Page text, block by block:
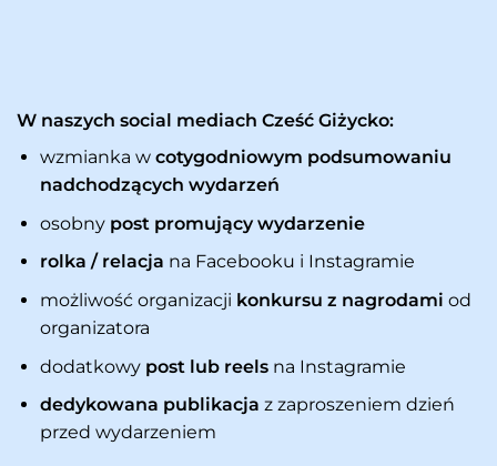
W naszych social mediach Cześć Giżycko:
wzmianka w cotygodniowym podsumowaniu
nadchodzących wydarzeń
osobny post promujący wydarzenie
rolka / relacja na Facebooku i Instagramie
możliwość organizacji konkursu z nagrodami od
organizatora
dodatkowy post lub reelsna Instagramie
dedykowana publikacja z zaproszeniem dzień
przed wydarzeniem